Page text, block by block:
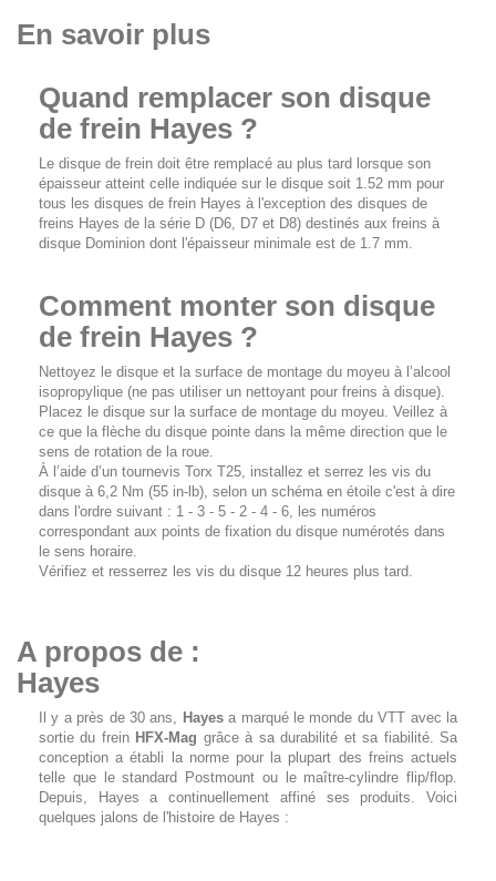
En savoir plus
Quand remplacer son disque
de frein Hayes ?
Le disque de frein doit être remplacé au plus tard lorsque son
épaisseur atteint celle indiquée sur le disque soit 1.52 mm pour
tous les disques de frein Hayes à l'exception des disques de
freins Hayes de la série D (D6, D7 et D8) destinés aux freins à
disque Dominion dont l'épaisseur minimale est de 1.7 mm.
Comment monter son disque
de frein Hayes ?
Nettoyez le disque et la surface de montage du moyeu à l’alcool
isopropylique (ne pas utiliser un nettoyant pour freins à disque).
Placez le disque sur la surface de montage du moyeu. Veillez à
ce que la flèche du disque pointe dans la même direction que le
sens de rotation de la roue.
À l’aide d’un tournevis Torx T25, installez et serrez les vis du
disque à 6,2 Nm (55 in-lb), selon un schéma en étoile c'est à dire
dans l'ordre suivant : 1 - 3 - 5 - 2 - 4 - 6, les numéros
correspondant aux points de fixation du disque numérotés dans
le sens horaire.
Vérifiez et resserrez les vis du disque 12 heures plus tard.
A propos de :
Hayes
Il y a près de 30 ans, Hayesa marqué le monde du VTT avec la
sortie du frein HFX-Mag grâce à sa durabilité et sa fiabilité. Sa
conception a établi la norme pour la plupart des freins actuels
telle que le standard Postmount ou le maître-cylindre flip/flop.
Depuis, Hayes a continuellement affiné ses produits. Voici
quelques jalons de l'histoire de Hayes :